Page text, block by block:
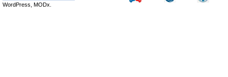
WordPress, MODx.